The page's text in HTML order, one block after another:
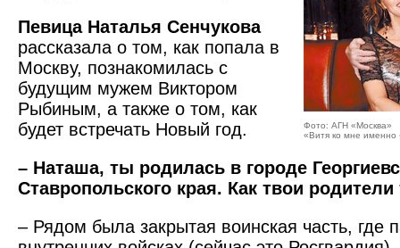
Фото: АГН «Москва»
«Витя ко мне именно
Певица Наталья Сенчукова
рассказала о том, как попала в
Москву, познакомилась с
будущим мужем Виктором
Рыбиным, а также о том, как
будет встречать Новый год.
– Наташа, ты родилась в городе
Ставропольского края. Как твои
– Рядом была закрытая воинская часть, где